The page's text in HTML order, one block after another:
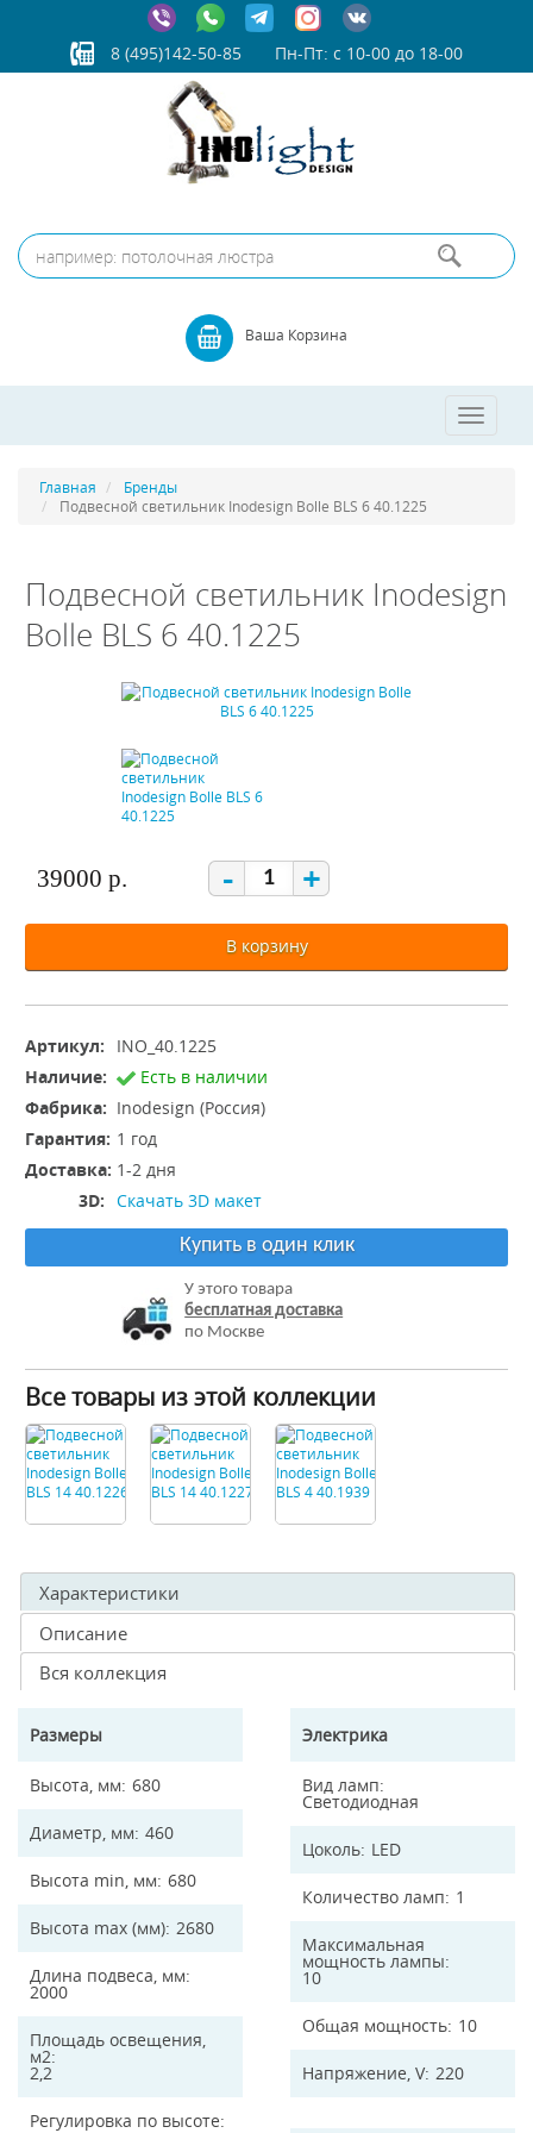
8 (495)142-50-85 Пн-Пт: с 10-00 до 18-00
Ваша Корзина
Toggle
Главная
Бренды
Подвесной светильник Inodesign Bolle BLS 6 40.1225
Подвесной светильник Inodesign
Bolle BLS 6 40.1225
39000 р. - +
В корзину
Артикул:
INO_40.1225
Наличие:
Есть в наличии
Фабрика: Inodesign (Россия)
Гарантия: 1 год
Доставка: 1-2 дня
3D: Скачать 3D макет
Купить в один клик
У этого товара
бесплатная доставка
по Москве
Все товары из этой коллекции
Характеристики
Описание
Вся коллекция
Размеры
Высота, мм 680
Диаметр, мм 460
Высота min, мм 680
Высота max (мм) 2680
Длина подвеса, мм
2000
Площадь освещения,
м2
2,2
Регулировка по высоте
Электрика
Вид ламп
Светодиодная
Цоколь LED
Количество ламп 1
Максимальная
мощность лампы
10
Общая мощность 10
Напряжение, V 220